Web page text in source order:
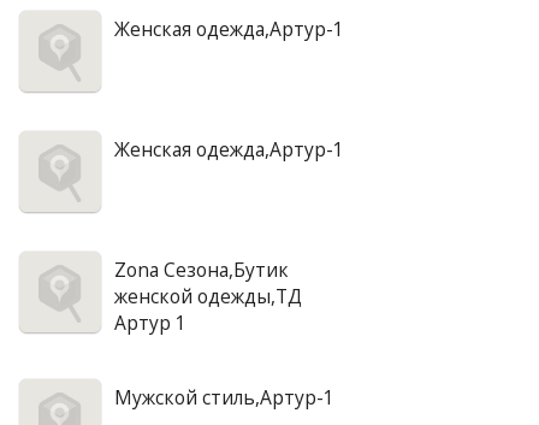
Женская одежда,Артур-1
Женская одежда,Артур-1
Zona Сезона,Бутик
женской одежды,ТД
Артур 1
Мужской стиль,Артур-1